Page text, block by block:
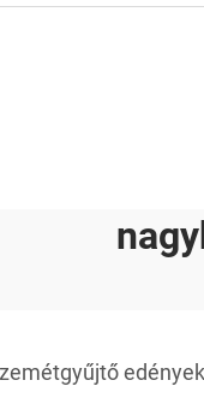
edények